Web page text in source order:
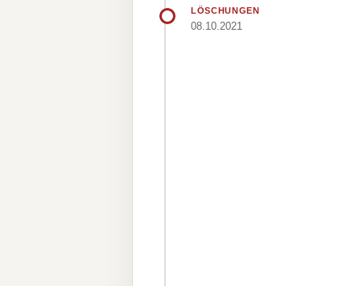
LÖSCHUNGEN
08.10.2021